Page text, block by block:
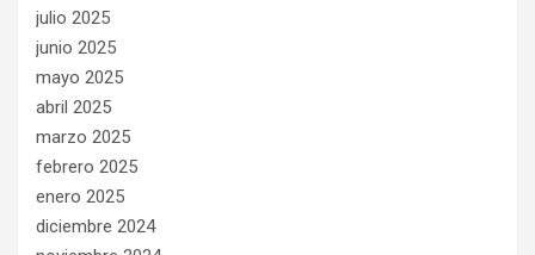
julio 2025
junio 2025
mayo 2025
abril 2025
marzo 2025
febrero 2025
enero 2025
diciembre 2024